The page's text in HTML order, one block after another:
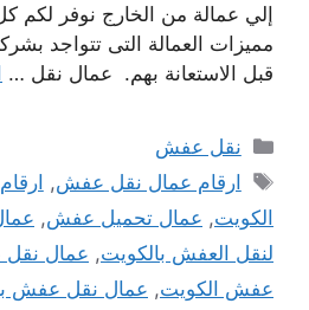
إلي عمالة من الخارج نوفر
مميزات العمالة التى تتواجد
قبل الاستعانة بهم. عمال نقل …
التصنيفات
نقل عفش
الوسوم
ارقام عمال نقل عفش,
الكويت, عمال تحميل عفش,
لنقل العفش بالكويت, عمال
عفش الكويت, عمال نقل عفش